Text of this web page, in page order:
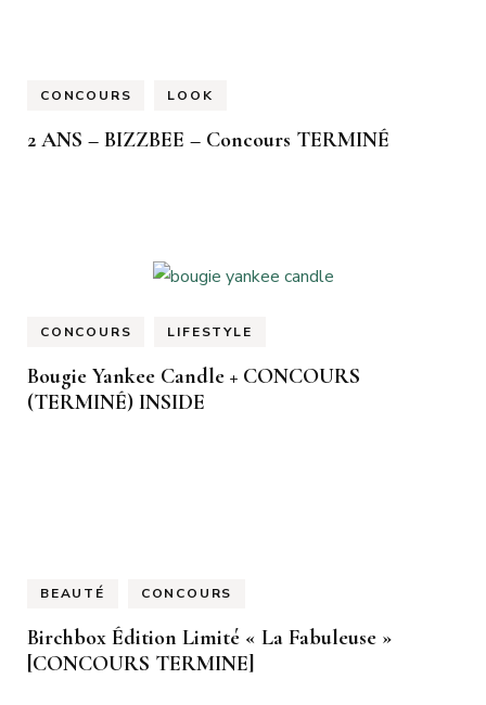
CONCOURS LOOK
2 ANS – BIZZBEE – Concours TERMINÉ
CONCOURS LIFESTYLE
Bougie Yankee Candle + CONCOURS
(TERMINÉ) INSIDE
BEAUTÉ CONCOURS
Birchbox Édition Limité « La Fabuleuse »
[CONCOURS TERMINE]